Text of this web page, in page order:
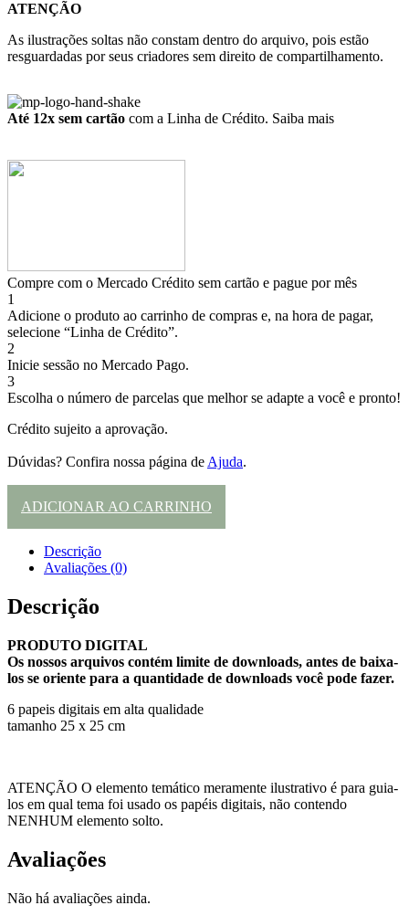
ATENÇÃO
As ilustrações soltas não constam dentro do arquivo, pois estão
resguardadas por seus criadores sem direito de compartilhamento.
Até 12x sem cartão com a Linha de Crédito. Saiba mais
Compre com o Mercado Crédito sem cartão e pague por mês
1
Adicione o produto ao carrinho de compras e, na hora de pagar,
selecione “Linha de Crédito”.
2
Inicie sessão no Mercado Pago.
3
Escolha o número de parcelas que melhor se adapte a você e pronto!
Crédito sujeito a aprovação.
Dúvidas? Confira nossa página de Ajuda.
ADICIONAR AO CARRINHO
Descrição
Avaliações (0)
Descrição
PRODUTO DIGITAL
Os nossos arquivos contém limite de downloads, antes de baixa-
los se oriente para a quantidade de downloads você pode fazer.
6 papeis digitais em alta qualidade
tamanho 25 x 25 cm
ATENÇÃO O elemento temático meramente ilustrativo é para guia-
los em qual tema foi usado os papéis digitais, não contendo
NENHUM elemento solto.
Avaliações
Não há avaliações ainda.